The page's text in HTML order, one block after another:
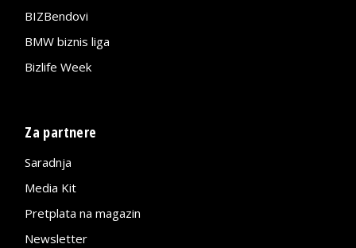
BIZBendovi
BMW biznis liga
Bizlife Week
Za partnere
Saradnja
Media Kit
Pretplata na magazin
Newsletter